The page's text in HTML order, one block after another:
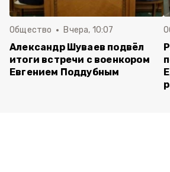
Общество Вчера, 10:07
Александр Шуваев подвёл
итоги встречи с военкором
Евгением Поддубным